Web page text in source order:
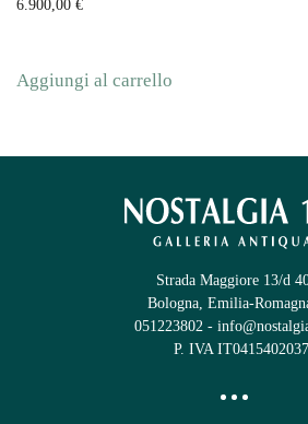
6.900,00 €
Aggiungi al carrello
Strada Maggiore 13/d
Bologna, Emilia-
051223802 -
P. IVA